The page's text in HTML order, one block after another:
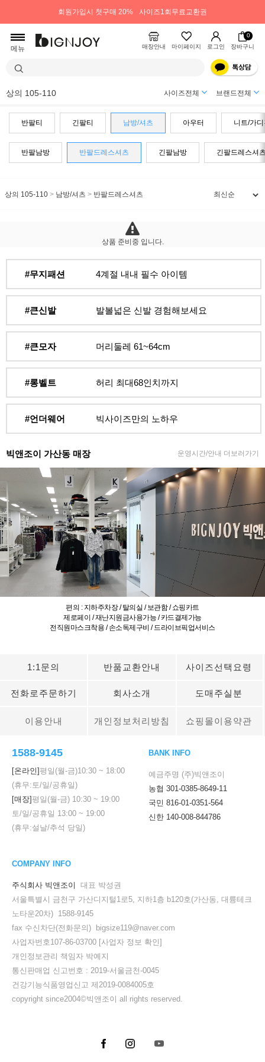
회원가입시 첫구매 20% 사이즈1회무료교환권
메뉴 매장안내 마이페이지 로그인
0
장바구니
상의 105-110 사이즈전체 브랜드전체
반팔티 긴팔티 남방/셔츠 아우터 니트/가
반팔남방 반팔드레스셔츠 긴팔남방 긴팔드레스셔
상의 105-110 > 남방/셔츠 > 반팔드레스셔츠
상품 준비중 입니다.
#무지패션 4계절 내내 필수 아이템
#큰신발 발볼넓은 신발 경험해보세요
#큰모자 머리둘레 61~64cm
#롱벨트 허리 최대68인치까지
#언더웨어 빅사이즈만의 노하우
빅앤조이 가산동 매장 운영시간/안내 더보러가기
편의 : 지하주차장 / 탈의실 / 보관함 / 쇼핑카트
제로페이 / 재난지원금사용가능 / 카드결제가능
전직원마스크착용 / 손소독제구비 / 드라이브픽업서비스
1:1문의 반품교환안내 사이즈선택요령
전화로주문하기 회사소개 도매주실분
이용안내 개인정보처리방침 쇼핑몰이용약관
1588-9145
[온라인]평일(월-금)10:30 ~ 18:00
(휴무:토/일/공휴일)
[매장]평일(월-금) 10:30 ~ 19:00
토/일/공휴일 13:00 ~ 19:00
(휴무:설날/추석 당일)
BANK INFO
예금주명 (주)빅앤조이
농협 301-0385-8649-11
국민 816-01-0351-564
신한 140-008-844786
COMPANY INFO
주식회사 빅앤조이
대표 박성권
서울특별시 금천구 가산디지털1로5, 지하1층 b120호(가산동, 대륭테크
노타운20차) 1588-9145
fax 수신차단(전화문의) bigsize119@naver.com
사업자번호107-86-03700 [사업자 정보 확인]
개인정보관리 책임자 박예지
통신판매업 신고번호 : 2019-서울금천-0045
건강기능식품영업신고 제2019-0084005호
copyright since2004©빅앤조이 all rights reserved.